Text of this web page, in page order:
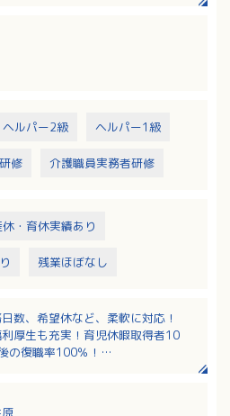
助、服薬管理など
ヘルパー2級 ヘルパー1級
修 介護職員実務者研修
休・育休実績あり
残業ほぼなし
数、希望休など、柔軟に対応！
利厚生も充実！育児休暇取得者10
の復職率100％！
タッフが付き添い、指導いたしま